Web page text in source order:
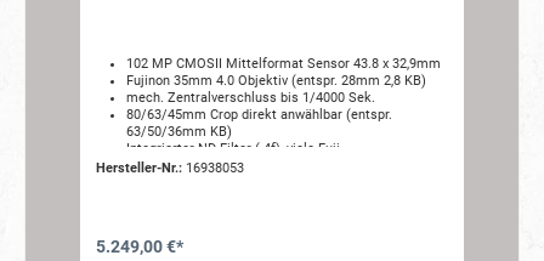
102 MP CMOSII Mittelformat Sensor 43.8 x 32,9mm
Fujinon 35mm 4.0 Objektiv (entspr. 28mm 2,8 KB)
mech. Zentralverschluss bis 1/4000 Sek.
80/63/45mm Crop direkt anwählbar (entspr.
63/50/36mm KB)
Integrierter ND-Filter (-4f), viele Fuji
Filmsimulationen (im JPG)
kompakt & leicht (nur ca. 735g)
Hersteller-Nr.:16938053
5.249,00 €*